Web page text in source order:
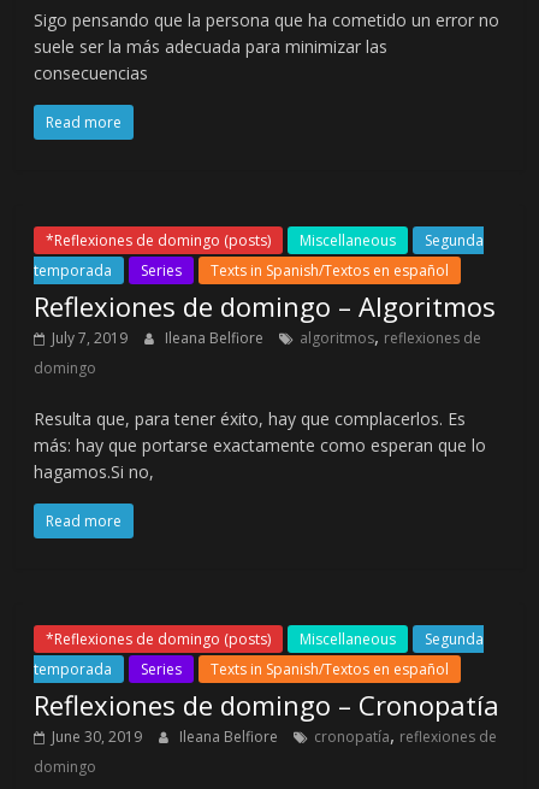
Sigo pensando que la persona que ha cometido un error no
suele ser la más adecuada para minimizar las
consecuencias
Read more
*Reflexiones de domingo (posts) Miscellaneous
Segunda
temporada
Series Texts in Spanish/Textos en español
Reflexiones de domingo – Algoritmos
July 7, 2019 Ileana Belfiore algoritmos, reflexiones de
domingo
Resulta que, para tener éxito, hay que complacerlos. Es
más: hay que portarse exactamente como esperan que lo
hagamos.Si no,
Read more
*Reflexiones de domingo (posts) Miscellaneous
Segunda
temporada
Series Texts in Spanish/Textos en español
Reflexiones de domingo – Cronopatía
June 30, 2019 Ileana Belfiore cronopatía, reflexiones de
domingo